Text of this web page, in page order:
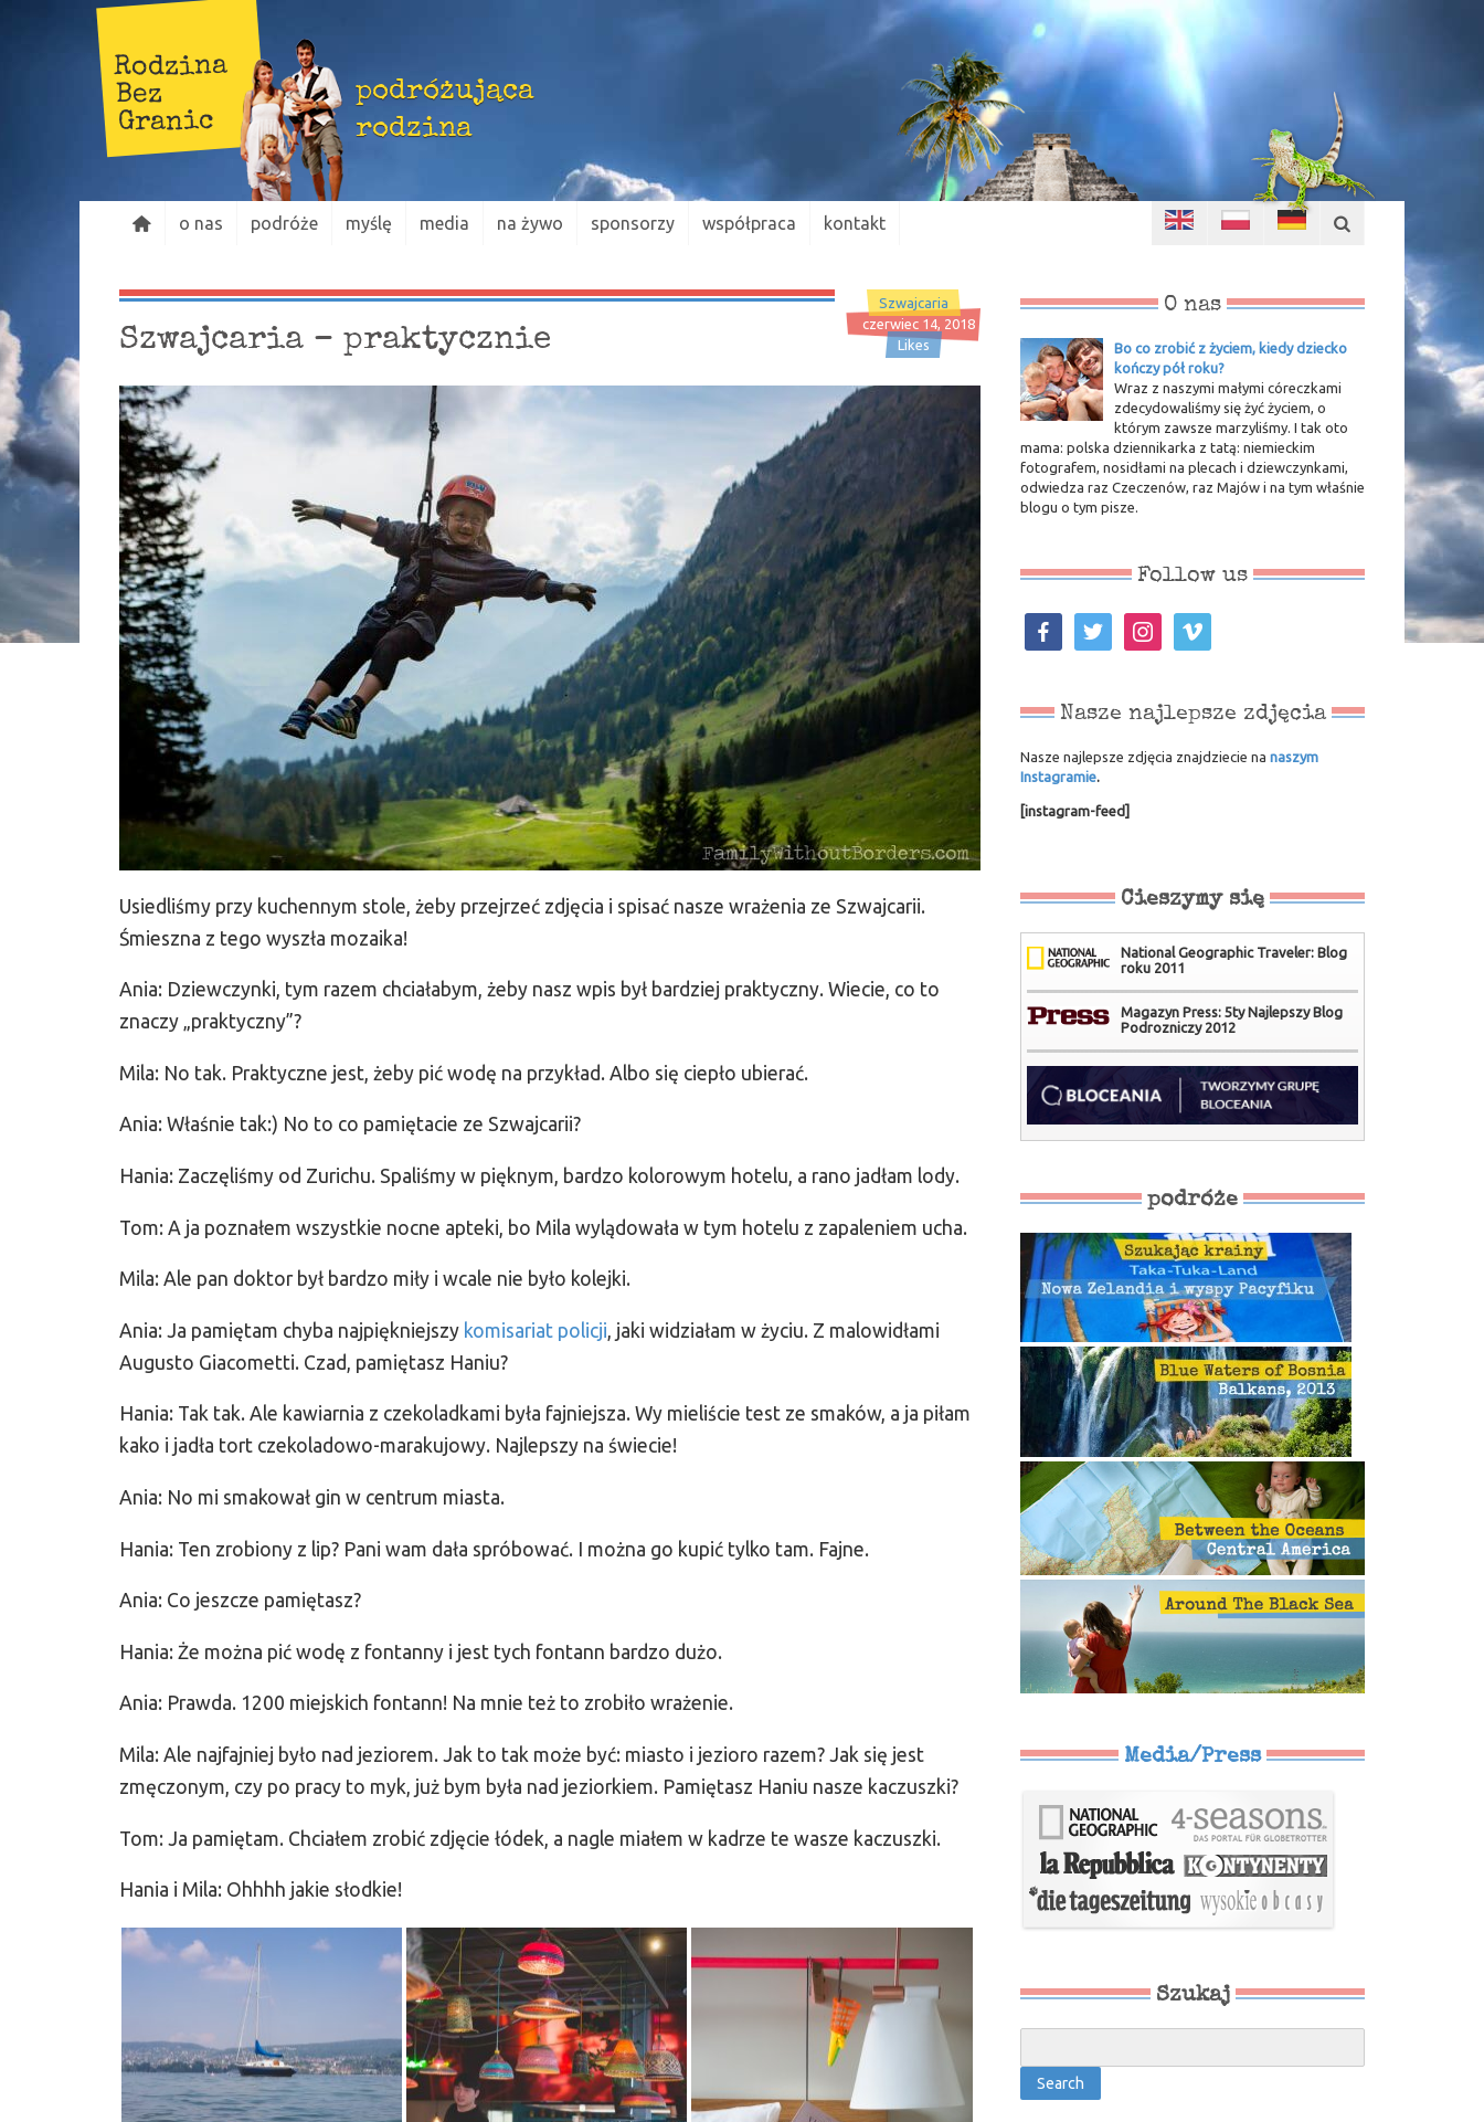
Rodzina
Bez
Granic
podróżująca
rodzina
o nas podróże myślę media na żywo sponsorzy współpraca kontakt
Szwajcaria
czerwiec 14, 2018
Likes
Szwajcaria – praktycznie
Usiedliśmy przy kuchennym stole, żeby przejrzeć zdjęcia i spisać nasze wrażenia ze Szwajcarii.
Śmieszna z tego wyszła mozaika!
Ania: Dziewczynki, tym razem chciałabym, żeby nasz wpis był bardziej praktyczny. Wiecie, co to
znaczy „praktyczny”?
Mila: No tak. Praktyczne jest, żeby pić wodę na przykład. Albo się ciepło ubierać.
Ania: Właśnie tak:) No to co pamiętacie ze Szwajcarii?
Hania: Zaczęliśmy od Zurichu. Spaliśmy w pięknym, bardzo kolorowym hotelu, a rano jadłam lody.
Tom: A ja poznałem wszystkie nocne apteki, bo Mila wylądowała w tym hotelu z zapaleniem ucha.
Mila: Ale pan doktor był bardzo miły i wcale nie było kolejki.
Ania: Ja pamiętam chyba najpiękniejszy komisariat policji, jaki widziałam w życiu. Z malowidłami
Augusto Giacometti. Czad, pamiętasz Haniu?
Hania: Tak tak. Ale kawiarnia z czekoladkami była fajniejsza. Wy mieliście test ze smaków, a ja piłam
kako i jadła tort czekoladowo-marakujowy. Najlepszy na świecie!
Ania: No mi smakował gin w centrum miasta.
Hania: Ten zrobiony z lip? Pani wam dała spróbować. I można go kupić tylko tam. Fajne.
Ania: Co jeszcze pamiętasz?
Hania: Że można pić wodę z fontanny i jest tych fontann bardzo dużo.
Ania: Prawda. 1200 miejskich fontann! Na mnie też to zrobiło wrażenie.
Mila: Ale najfajniej było nad jeziorem. Jak to tak może być: miasto i jezioro razem? Jak się jest
zmęczonym, czy po pracy to myk, już bym była nad jeziorkiem. Pamiętasz Haniu nasze kaczuszki?
Tom: Ja pamiętam. Chciałem zrobić zdjęcie łódek, a nagle miałem w kadrze te wasze kaczuszki.
Hania i Mila: Ohhhh jakie słodkie!
O nas
Bo co zrobić z życiem, kiedy dziecko
kończy pół roku?
Wraz z naszymi małymi córeczkami
zdecydowaliśmy się żyć życiem, o
którym zawsze marzyliśmy. I tak oto
mama: polska dziennikarka z tatą: niemieckim
fotografem, nosidłami na plecach i dziewczynkami,
odwiedza raz Czeczenów, raz Majów i na tym właśnie
blogu o tym pisze.
Follow us
facebooktwitter instagramvimeo
Nasze najlepsze zdjęcia
Nasze najlepsze zdjęcia znajdziecie na naszym
Instagramie.
[instagram-feed]
Cieszymy się
National Geographic Traveler: Blog
roku 2011
Magazyn Press: 5ty Najlepszy Blog
Podrozniczy 2012
podróże
Media/Press
Szukaj